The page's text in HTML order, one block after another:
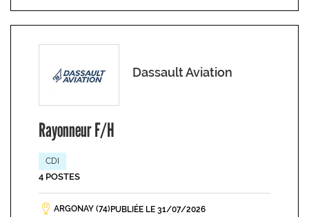
Dassault Aviation
Rayonneur F/H
CDI
4 POSTES
ARGONAY (74) PUBLIÉE LE 31/07/2026